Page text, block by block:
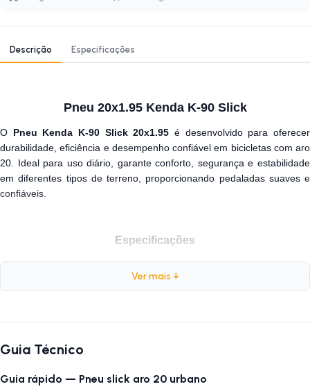
Descrição Especificações
Pneu 20x1.95 Kenda K-90 Slick
O Pneu Kenda K-90 Slick 20x1.95 é desenvolvido para oferecer
durabilidade, eficiência e desempenho confiável em bicicletas com aro
20. Ideal para uso diário, garante conforto, segurança e estabilidade
em diferentes tipos de terreno, proporcionando pedaladas suaves e
confiáveis.
Especificações
Marca:Kenda
Construção:Arame
Ver mais ↓
Guia Técnico
Guia rápido — Pneu slick aro 20 urbano